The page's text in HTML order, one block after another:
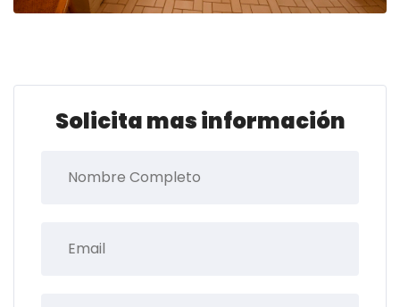
Solicita mas información